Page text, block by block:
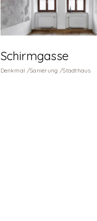
Schirmgasse
Denkmal Sanierung Stadthaus